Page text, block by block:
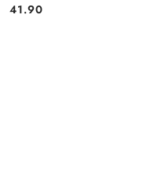
Cena:
41.90